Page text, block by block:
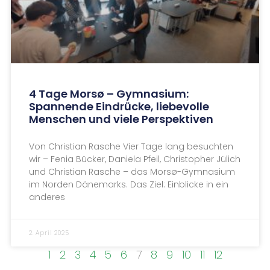
4 Tage Morsø – Gymnasium:
Spannende Eindrücke, liebevolle
Menschen und viele Perspektiven
Von Christian Rasche Vier Tage lang besuchten
wir – Fenia Bücker, Daniela Pfeil, Christopher Jülich
und Christian Rasche – das Morsø-Gymnasium
im Norden Dänemarks. Das Ziel: Einblicke in ein
anderes
2. April 2025
1 2 3 4 5 6 7 8 9 10 11 12